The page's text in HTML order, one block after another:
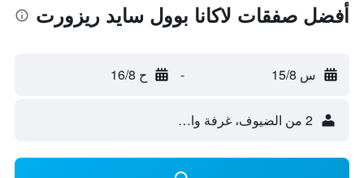
أفضل صفقات لاكانا بوول سايد ريزورت
س 15/8 - ح 16/8
2 من الضيوف، غرفة واحدة